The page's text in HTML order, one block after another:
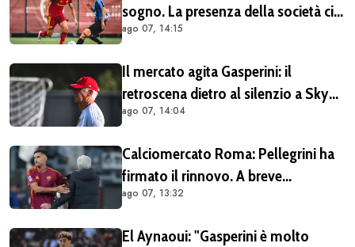
sogno. La presenza della società ci
dà una spinta anche sul mercato"
ago 07, 14:15
Il mercato agita Gasperini: il
retroscena dietro al silenzio a Sky
Sport. Ecco cosa è emerso dal
ago 07, 14:04
Calciomercato Roma: Pellegrini ha
firmato il rinnovo. A breve
l'ufficialità
ago 07, 13:32
El Aynaoui: "Gasperini è molto